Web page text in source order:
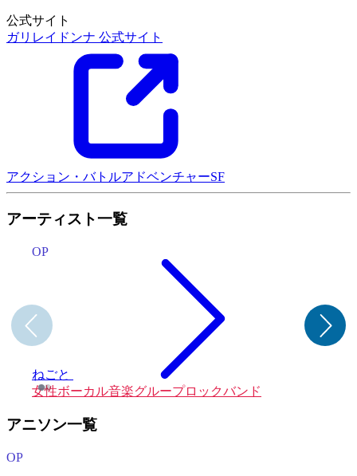
公式サイト
ガリレイドンナ 公式サイト
アクション・バトルアドベンチャーSF
アーティスト一覧
OP
ねごと
女性ボーカル音楽グループロックバンド
アニソン一覧
OP